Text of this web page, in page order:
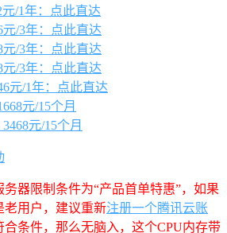
元/1年：点此直达
元/3年：点此直达
元/3年：点此直达
元/3年：点此直达
元/1年：点此直达
元/15个月
元/15个月
器限制条件为“产品首单特惠”，如果
老用户，建议重新注册一个腾讯云账
合条件，那么无脑入，这个CPU内存带